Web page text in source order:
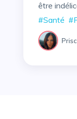
être
#Santé